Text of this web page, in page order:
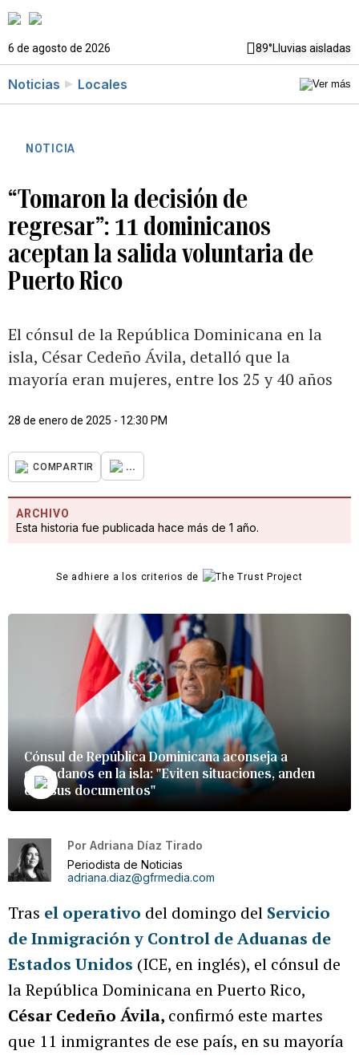
6 de agosto de 2026 89°Lluvias aisladas
Noticias Locales
NOTICIA
“Tomaron la decisión de
regresar”: 11 dominicanos
aceptan la salida voluntaria de
Puerto Rico
El cónsul de la República Dominicana en la
isla, César Cedeño Ávila, detalló que la
mayoría eran mujeres, entre los 25 y 40 años
28 de enero de 2025 - 12:30 PM
COMPARTIR ...
ARCHIVO
Esta historia fue publicada hace más de 1 año.
Se adhiere a los criterios de
Cónsul de República Dominicana aconseja a
ciudadanos en la isla: "Eviten situaciones, anden
con sus documentos"
Por Adriana Díaz Tirado
Periodista de Noticias
adriana.diaz@gfrmedia.com
Tras el operativo del domingo del Servicio
de Inmigración y Control de Aduanas de
Estados Unidos (ICE, en inglés), el cónsul de
la República Dominicana en Puerto Rico,
César Cedeño Ávila, confirmó este martes
que 11 inmigrantes de ese país, en su mayoría